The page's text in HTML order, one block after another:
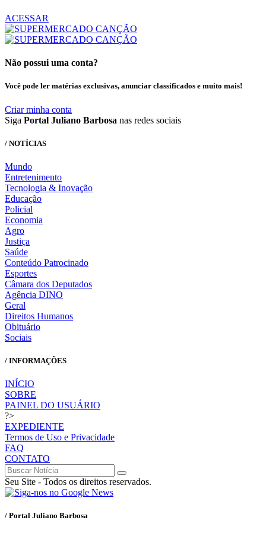
ACESSAR
Não possui uma conta?
Você pode ler matérias exclusivas, anunciar classificados e muito mais!
Criar minha conta
Siga Portal Juliano Barbosa nas redes sociais
/ NOTÍCIAS
Mundo
Entretenimento
Tecnologia & Inovação
Educação
Policial
Economia
Agro
Justiça
Saúde
Conteúdo Patrocinado
Esportes
Câmara dos Deputados
Agência DINO
Geral
Direitos Humanos
Obituário
Sociais
/ INFORMAÇÕES
INÍCIO
SOBRE
PAINEL DO USUÁRIO
?>
EXPEDIENTE
Termos de Uso e Privacidade
FAQ
CONTATO
Seu Site - Todos os direitos reservados.
/ Portal Juliano Barbosa